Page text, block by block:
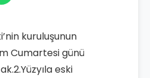
kuruluşunun
Cumartesi günü
eski